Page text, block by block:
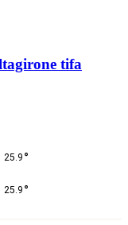
tifa
25.9 °
25.9 °